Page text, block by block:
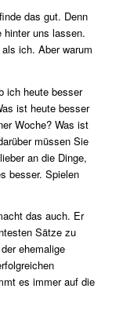
das gut. Denn
hinter uns lassen.
ich. Aber warum
ich heute besser
ist heute besser
Woche? Was ist
müssen Sie
an die Dinge,
besser. Spielen
das auch. Er
Sätze zu
ehemalige
es immer auf die